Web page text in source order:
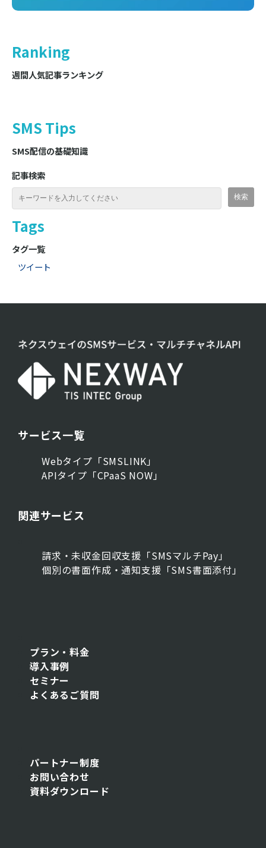
Ranking
週間人気記事ランキング
SMS Tips
SMS配信の基礎知識
記事検索
Tags
タグ一覧
ツイート
サービス一覧
Webタイプ「SMSLINK」
APIタイプ「CPaaS NOW」
関連サービス
請求・未収金回収支援「SMSマルチPay」
個別の書面作成・通知支援「SMS書面添付」
プラン・料金
導入事例
セミナー
よくあるご質問
パートナー制度
お問い合わせ
資料ダウンロード